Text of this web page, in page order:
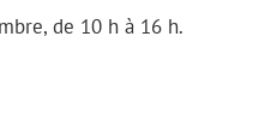
de 10 h à 16 h.